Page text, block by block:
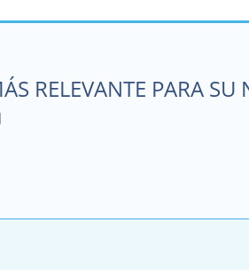
RELEVANTE PARA SU